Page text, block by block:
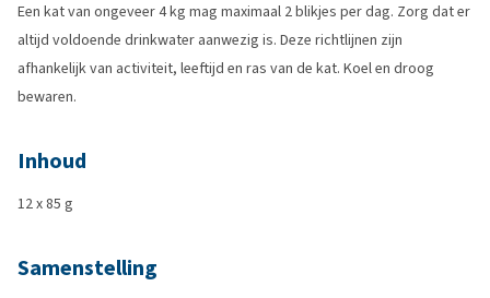
Een kat van ongeveer 4 kg mag maximaal 2 blikjes per dag. Zorg dat er
altijd voldoende drinkwater aanwezig is. Deze richtlijnen zijn
afhankelijk van activiteit, leeftijd en ras van de kat. Koel en droog
bewaren.
Inhoud
12 x 85 g
Samenstelling